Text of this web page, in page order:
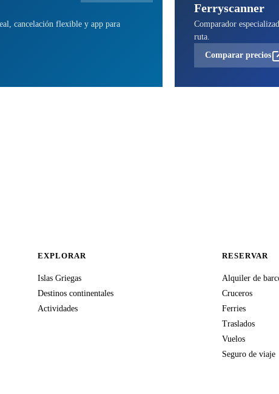
cancelación flexible y app para
Ferryscanner
Comparador
ruta.
Comparar precios
EXPLORAR
Islas Griegas
Destinos continentales
Actividades
RESERVAR
Alquiler de
Cruceros
Ferries
Traslados
Vuelos
Seguro de viaje